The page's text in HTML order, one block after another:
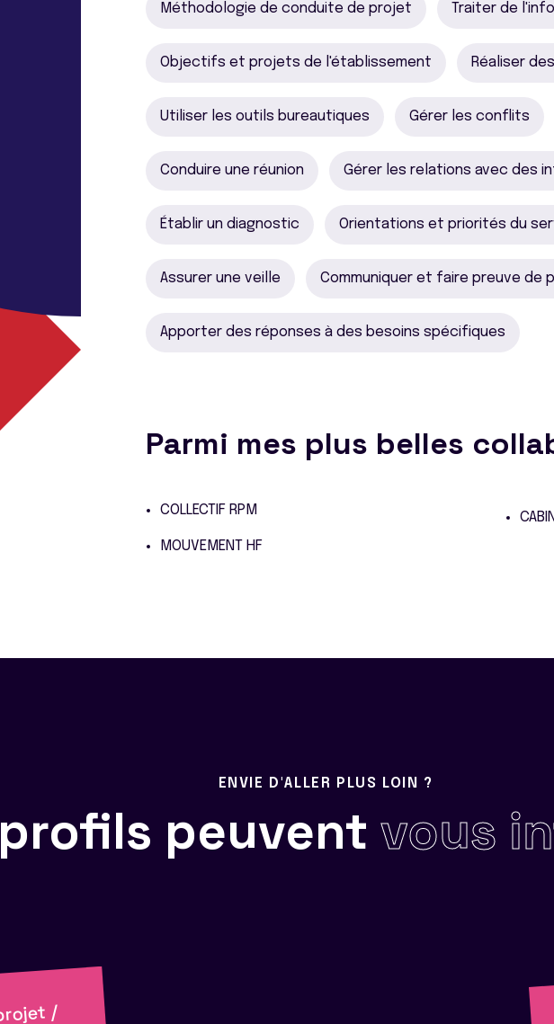
Méthodologie de conduite de projet Traiter de
Objectifs et projets de l'établissement Réaliser
Utiliser les outils bureautiques Gérer les conflits
Conduire une réunion Gérer les relations avec des
Établir un diagnostic Orientations et priorités du
Assurer une veille Communiquer et faire preuve de
Apporter des réponses à des besoins spécifiques
Parmi mes plus belles
COLLECTIF RPM
MOUVEMENT HF
ENVIE D'ALLER PLUS LOIN ?
peuvent vous